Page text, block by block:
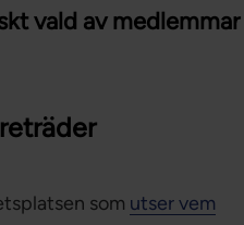
vald av medlemmar
som utser vem